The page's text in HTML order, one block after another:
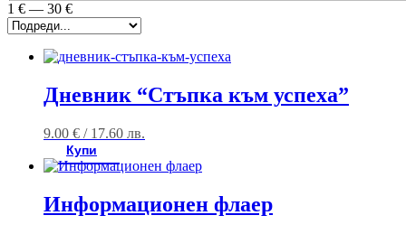
1 € — 30 €
Дневник “Стъпка към успеха”
9.00 € / 17.60 лв.
Купи
Информационен флаер